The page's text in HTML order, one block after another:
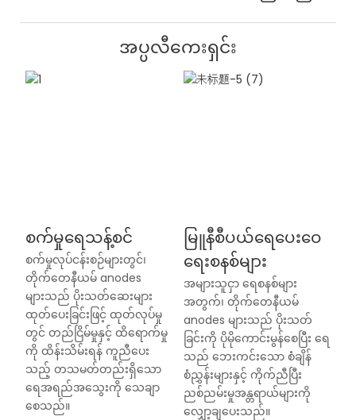
အပ္ပလီကေးရှင်း
စက်မှုရေသန့်စင်
စက်မှုလုပ်ငန်းစဉ်များတွင်၊
တိုက်တေနီယမ် anodes
များသည် ပိုးသတ်ဆေးများ
ထုတ်ပေးခြင်းဖြင့် ထုတ်လုပ်မှု
တွင် တည်ငြိမ်မှုနှင့် ထိရောက်မှု
ကို ထိန်းသိမ်းရန် ကူညီပေး
သည့် တသမတ်တည်းရှိသော
ရေအရည်အသွေးကို သေချာ
စေသည်။
မြူနီစီပယ်ရေပေးဝေ
ရေးစနစ်များ
အများသူငှာ ရေစနစ်များ
အတွက်၊ တိုက်တေနီယမ်
anodes များသည် ပိုးသတ်
ခြင်းကို ပိုမိုကောင်းမွန်စေပြီး ရေ
သည် ဘေးကင်းသော စံချိန်
စံညွှန်းများနှင့် ကိုက်ညီပြီး
ညစ်ညမ်းမှုအန္တရာယ်များကို
လျှော့ချပေးသည်။